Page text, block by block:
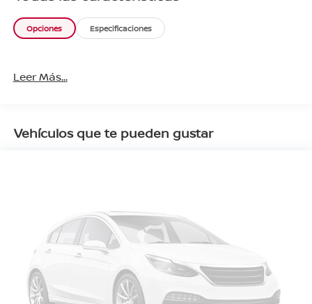
Opciones Especificaciones
Leer Más...
Vehículos que te pueden gustar